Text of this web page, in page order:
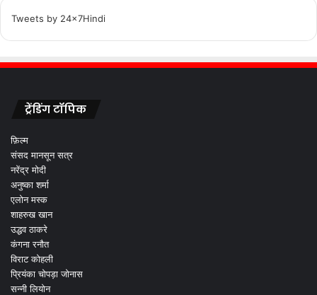
Tweets by 24x7Hindi
ट्रेंडिंग टॉपिक
फ़िल्म
संसद मानसून सत्र
नरेंद्र मोदी
अनुष्का शर्मा
एलोन मस्क
शाहरुख खान
उद्धव ठाकरे
कंगना रनौत
विराट कोहली
प्रियंका चोपड़ा जोनास
सन्नी लियोन